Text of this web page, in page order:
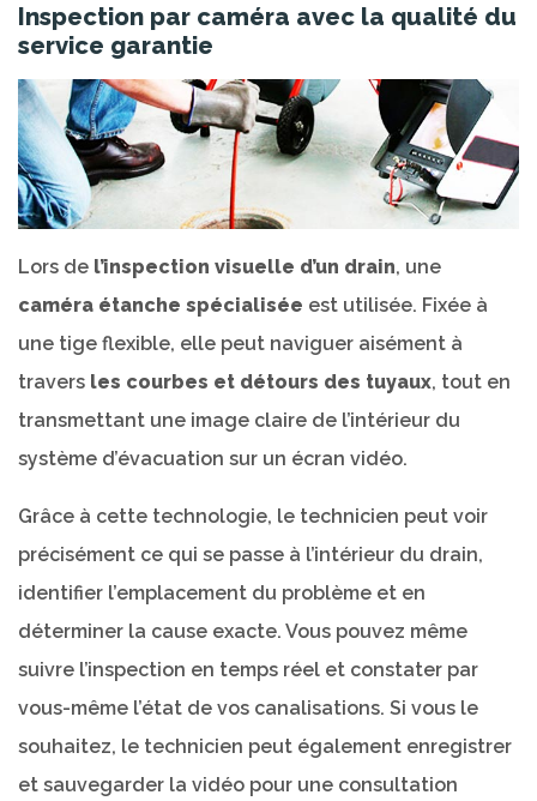
Inspection par caméra avec la qualité du
service garantie
Lors de l’inspection visuelle d’un drain, une
caméra étanche spécialisée est utilisée. Fixée à
une tige flexible, elle peut naviguer aisément à
travers les courbes et détours des tuyaux, tout en
transmettant une image claire de l’intérieur du
système d’évacuation sur un écran vidéo.
Grâce à cette technologie, le technicien peut voir
précisément ce qui se passe à l’intérieur du drain,
identifier l’emplacement du problème et en
déterminer la cause exacte. Vous pouvez même
suivre l’inspection en temps réel et constater par
vous-même l’état de vos canalisations. Si vous le
souhaitez, le technicien peut également enregistrer
et sauvegarder la vidéo pour une consultation